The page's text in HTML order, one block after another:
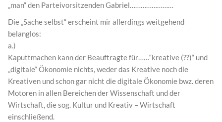
„man“ den Parteivorsitzenden Gabriel……………………
Die „Sache selbst“ erscheint mir allerdings weitgehend
belanglos:
a.)
Kaputtmachen kann der Beauftragte für……“kreative (??)“ und
„digitale“ Ökonomie nichts, weder das Kreative noch die
Kreativen und schon gar nicht die digitale Ökonomie bwz. deren
Motoren in allen Bereichen der Wissenschaft und der
Wirtschaft, die sog. Kultur und Kreativ – Wirtschaft
einschließend.